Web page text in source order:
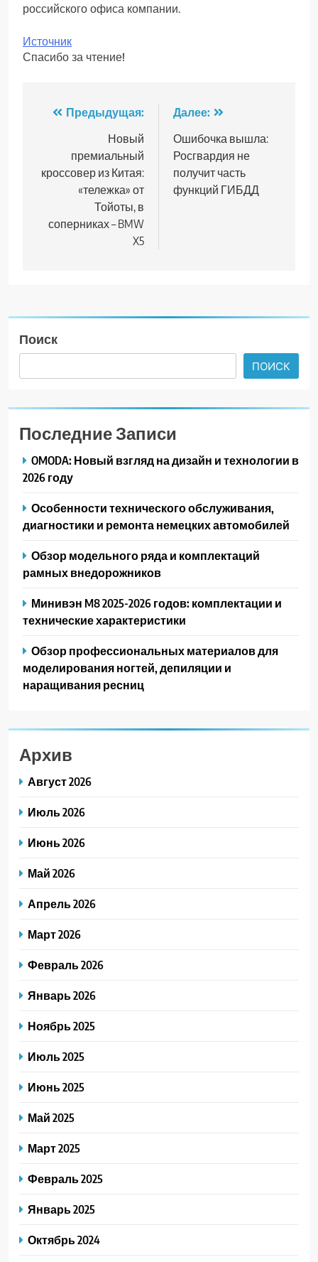
российского офиса компании.
Источник
Спасибо за чтение!
Навигация
записям
Предыдущая:
Новый
премиальный
кроссовер из Китая:
«тележка» от
Тойоты, в
соперниках – BMW
X5
Далее:
Ошибочка вышла:
Росгвардия не
получит часть
функций ГИБДД
Поиск
ПОИСК
Последние Записи
OMODA: Новый взгляд на дизайн и технологии в
2026 году
Особенности технического обслуживания,
диагностики и ремонта немецких автомобилей
Обзор модельного ряда и комплектаций
рамных внедорожников
Минивэн M8 2025-2026 годов: комплектации и
технические характеристики
Обзор профессиональных материалов для
моделирования ногтей, депиляции и
наращивания ресниц
Архив
Август 2026
Июль 2026
Июнь 2026
Май 2026
Апрель 2026
Март 2026
Февраль 2026
Январь 2026
Ноябрь 2025
Июль 2025
Июнь 2025
Май 2025
Март 2025
Февраль 2025
Январь 2025
Октябрь 2024